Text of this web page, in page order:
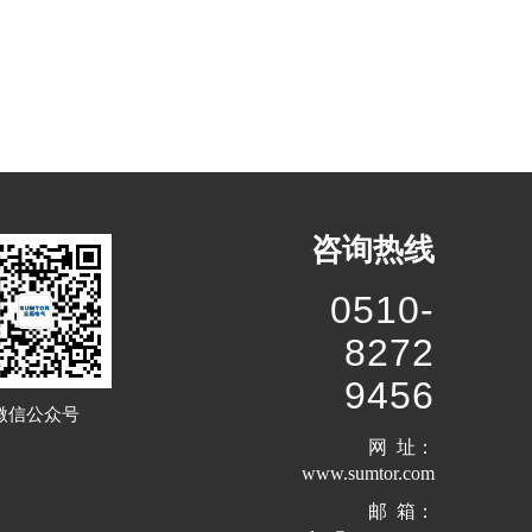
信公众号
咨询热线
0510-
8272
9456
网 址：
www.sumtor.com
邮 箱：